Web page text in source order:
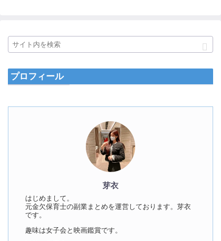
プロフィール
芽衣
はじめまして。
元金欠保育士の副業まとめを運営しております。芽衣
です。
趣味は女子会と映画鑑賞です。